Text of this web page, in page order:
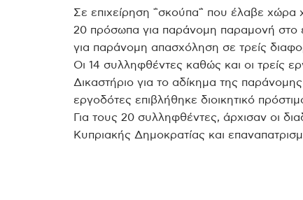
Σε επιχείρηση ΅σκούπα΅ που έλαβε
20 πρόσωπα για παράνομη παραμονή στο
για παράνομη απασχόληση σε τρείς
Οι 14 συλληφθέντες καθώς και οι τρείς
Δικαστήριο για το αδίκημα της
εργοδότες επιβλήθηκε διοικητικό
Για τους 20 συλληφθέντες, άρχισαν οι
Κυπριακής Δημοκρατίας και